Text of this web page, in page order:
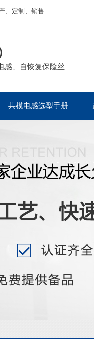
、定制、销售
感、自恢复保险丝
共模电感选型手册